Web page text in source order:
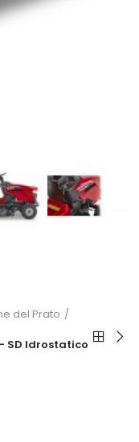
del Prato
SD Idrostatico